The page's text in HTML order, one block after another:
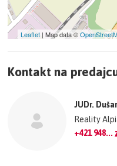
−
Leaflet| Map data ©
Kontakt na
JUDr.
Reality
+421 948...